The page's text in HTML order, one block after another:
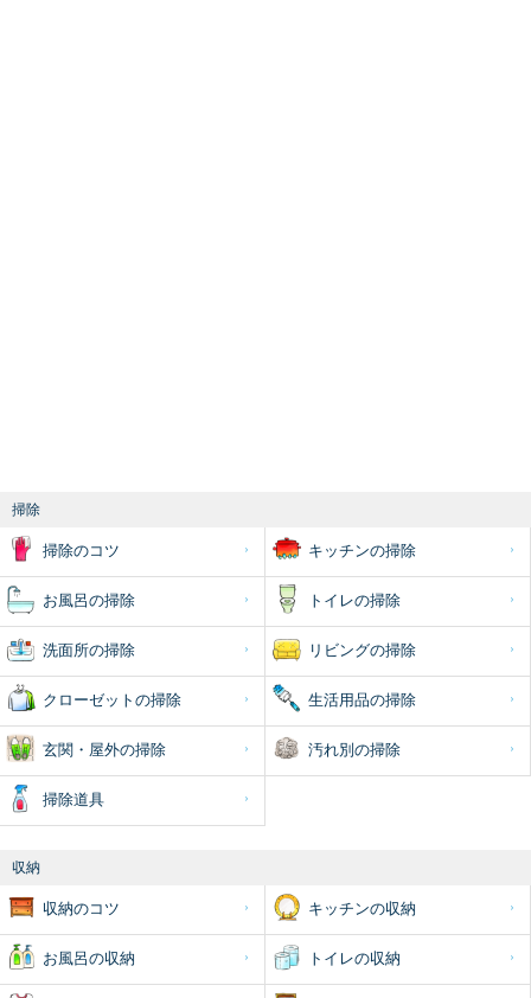
掃除
掃除のコツ キッチンの掃除
お風呂の掃除 トイレの掃除
洗面所の掃除 リビングの掃除
クローゼットの掃除 生活用品の掃除
玄関・屋外の掃除 汚れ別の掃除
掃除道具
収納
収納のコツ キッチンの収納
お風呂の収納 トイレの収納